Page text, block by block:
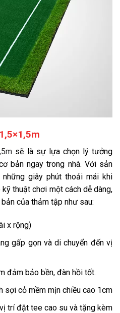
sẽ là sự lựa chọn lý tưởng
bản ngay trong nhà. Với sản
giây phút thoải mái khi
thuật chơi một cách dễ dàng,
của thảm tập như sau:
x rộng)
gấp gọn và di chuyển đến vị
đảm bảo bền, đàn hồi tốt.
sợi cỏ mềm mịn chiều cao 1cm
trí đặt tee cao su và tặng kèm